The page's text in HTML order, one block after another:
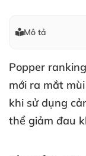
Mô tả
Popper
mới ra mắt
khi sử dụng
thể giảm đau